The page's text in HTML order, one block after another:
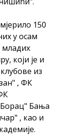
150
у осам
младих
који је и
из
, ФК
Бања
, као и